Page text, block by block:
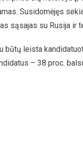
Susidomėjęs
sąsajas su Rusija ir
būtų leista
– 38 proc.